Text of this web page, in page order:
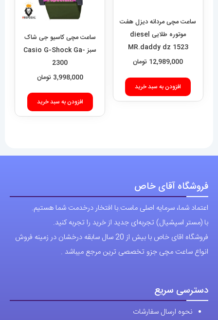
افزودن به سبد خرید
ساعت مچی کاسیو جی شاک
سبز Casio G-Shock Ga-
2300
3,998,000 تومان
افزودن به سبد خرید
فروشگاه آقای خاص
اعتماد شما، سرمایه اصلی ماست.با افتخار درخدمت شما هستیم.
با (مستر اسپشیال) تجربه‌ای جدید از خرید را تجربه کنید.
فروشگاه اقای خاص با بیش از 20 سال سابقه درخشان در زمینه فروش
انواع ساعت مچی جزو تخصصی ترین مرجع میباشد .
دسترسی سریع
نحوه ارسال سفارشات